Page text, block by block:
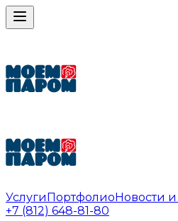
УслугиПортфолиоНовости
+7 (812) 648-81-80